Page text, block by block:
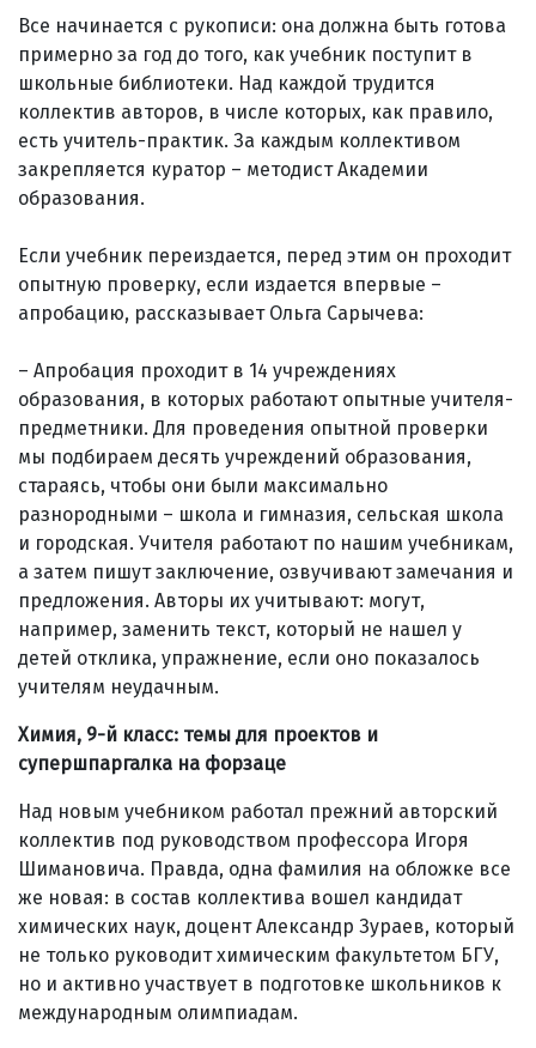
Все начинается с рукописи: она должна быть готова
примерно за год до того, как учебник поступит в
школьные библиотеки. Над каждой трудится
коллектив авторов, в числе которых, как правило,
есть учитель-практик. За каждым коллективом
закрепляется куратор – методист Академии
образования.
Если учебник переиздается, перед этим он проходит
опытную проверку, если издается впервые –
апробацию, рассказывает Ольга Сары­чева:
– Апробация проходит в 14 учреждениях
образования, в которых работают опытные учителя-
предметники. Для проведения опытной проверки
мы подбираем десять учреждений образования,
стараясь, чтобы они были максимально
разнородными – школа и гимназия, сельская школа
и городская. Учителя работают по нашим учебникам,
а затем пишут заключение, озвучивают замечания и
предложения. Авторы их учитывают: могут,
например, заменить текст, который не нашел у
детей отклика, упражнение, если оно показалось
учителям неудачным.
Химия, 9-й класс: темы для проектов и
супершпаргалка на форзаце
Над новым учебником работал прежний авторский
коллектив под руководством профессора Игоря
Шимановича. Правда, одна фамилия на обложке все
же новая: в состав коллектива вошел кандидат
химических наук, доцент Александр Зураев, который
не только руководит химическим факультетом БГУ,
но и активно участвует в подготовке школьников к
международным олимпиадам.